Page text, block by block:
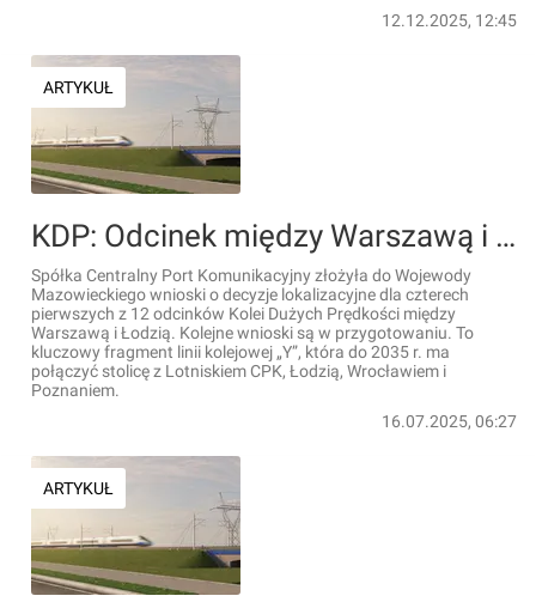
12.12.2025, 12:45
ARTYKUŁ
KDP: Odcinek między Warszawą i Łodzią. Cztery wnioski o decyzje lokalizacyjne złożone
Spółka Centralny Port Komunikacyjny złożyła do Wojewody
Mazowieckiego wnioski o decyzje lokalizacyjne dla czterech
pierwszych z 12 odcinków Kolei Dużych Prędkości między
Warszawą i Łodzią. Kolejne wnioski są w przygotowaniu. To
kluczowy fragment linii kolejowej „Y”, która do 2035 r. ma
połączyć stolicę z Lotniskiem CPK, Łodzią, Wrocławiem i
Poznaniem.
16.07.2025, 06:27
ARTYKUŁ